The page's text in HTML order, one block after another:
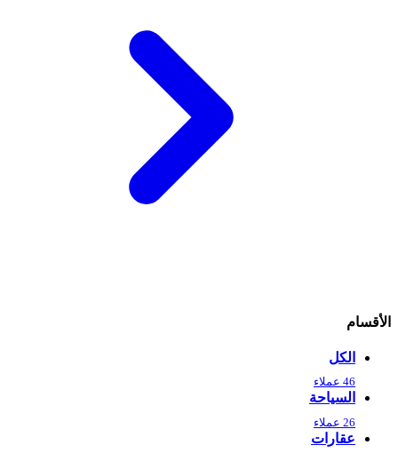
الأقسام
الكل
46 عملاء
السياحة
26 عملاء
عقارات